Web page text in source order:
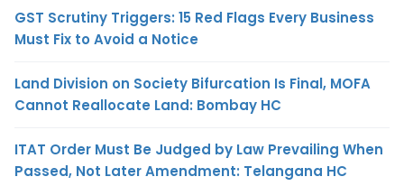
GST Scrutiny Triggers: 15 Red Flags Every Business
Must Fix to Avoid a Notice
Land Division on Society Bifurcation Is Final, MOFA
Cannot Reallocate Land: Bombay HC
ITAT Order Must Be Judged by Law Prevailing When
Passed, Not Later Amendment: Telangana HC